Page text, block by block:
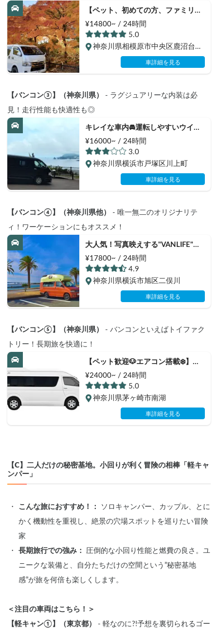
【ペット、初めての方、ファミリー
大歓迎】【扱い易い普通乗用車の大
きさ、キャンプ用品オプション多
数】初心者におすすめハイエース
¥14800~ / 24時間
5.0
神奈川県相模原市中央区鹿沼台一
車詳細を見る
【バンコン③】（神奈川県）
- ラグジュアリーな内装は必
見！走行性能も快適性も◎
キレイな車内🚘運転しやすいウイン
ドスケープ号🌞オプション多数でコ
スパ抜群！24時間対応可能！
¥16000~ / 24時間
3.0
神奈川県横浜市戸塚区川上町
車詳細を見る
【バンコン④】（神奈川県他）
- 唯一無二のオリジナリテ
ィ！ワーケーションにもオススメ！
大人気！写真映えする"VANLIFE"キ
ャンパー「モビゴン」🍊
¥17800~ / 24時間
4.9
神奈川県横浜市旭区二俣川
車詳細を見る
【バンコン⑤】（神奈川県）
- バンコンといえばトイファク
トリー！長期旅を快適に！
【ペット歓迎🐶エアコン搭載❄️】
Toy-Factory BALEIA | 自宅のように
寛げる極上空間！快適装備満載のキ
ャンピングカー
¥24000~ / 24時間
5.0
神奈川県茅ヶ崎市南湖
車詳細を見る
【C】二人だけの秘密基地。小回りが利く冒険の相棒「軽キャ
ンパー」
こんな旅におすすめ！：
ソロキャンパー、カップル、とに
かく機動性を重視し、絶景の穴場スポットを巡りたい冒険
家
長期旅行での強み：
圧倒的な小回り性能と燃費の良さ。ユ
ニークな装備と、自分たちだけの空間という”秘密基地
感”が旅を何倍も楽しくします。
＜注目の車両はこちら！＞
【軽キャン①】（東京都）
- 軽なのに?!予想を裏切られるゴー